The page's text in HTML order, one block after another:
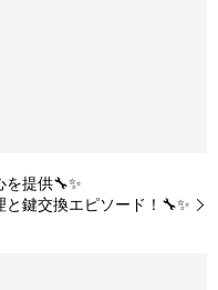
提供🔧✨
と鍵交換エピソード！🔧✨